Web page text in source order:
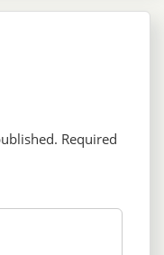
Required